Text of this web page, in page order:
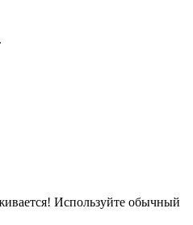
Используйте обычный